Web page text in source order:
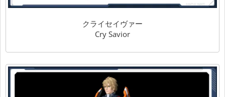
クライセイヴァー
Cry Savior